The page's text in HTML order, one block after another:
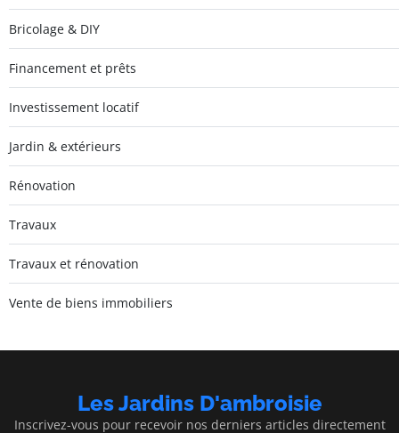
Bricolage & DIY
Financement et prêts
Investissement locatif
Jardin & extérieurs
Rénovation
Travaux
Travaux et rénovation
Vente de biens immobiliers
Les Jardins D'ambroisie
Inscrivez-vous pour recevoir nos derniers articles directement